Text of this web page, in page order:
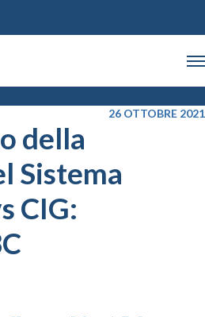
26 OTTOBRE 2021
della
Sistema
CIG: